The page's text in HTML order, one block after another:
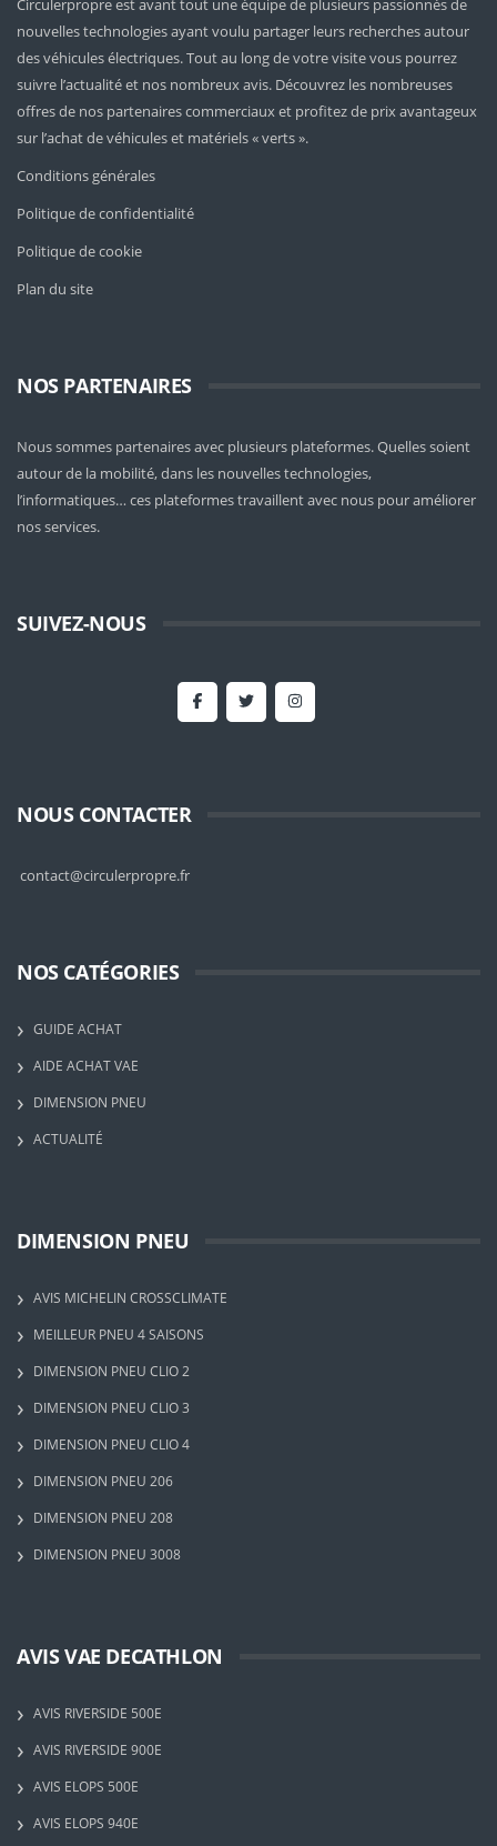
Circulerpropre est avant tout une équipe de plusieurs passionnés de
nouvelles technologies ayant voulu partager leurs recherches autour
des véhicules électriques. Tout au long de votre visite vous pourrez
suivre l’actualité et nos nombreux avis. Découvrez les nombreuses
offres de nos partenaires commerciaux et profitez de prix avantageux
sur l’achat de véhicules et matériels « verts ».
Conditions générales
Politique de confidentialité
Politique de cookie
Plan du site
NOS PARTENAIRES
Nous sommes partenaires avec plusieurs plateformes. Quelles soient
autour de la mobilité, dans les nouvelles technologies,
l’informatiques… ces plateformes travaillent avec nous pour améliorer
nos services.
SUIVEZ-NOUS
NOUS CONTACTER
contact@circulerpropre.fr
NOS CATÉGORIES
GUIDE ACHAT
AIDE ACHAT VAE
DIMENSION PNEU
ACTUALITÉ
DIMENSION PNEU
AVIS MICHELIN CROSSCLIMATE
MEILLEUR PNEU 4 SAISONS
DIMENSION PNEU CLIO 2
DIMENSION PNEU CLIO 3
DIMENSION PNEU CLIO 4
DIMENSION PNEU 206
DIMENSION PNEU 208
DIMENSION PNEU 3008
AVIS VAE DECATHLON
AVIS RIVERSIDE 500E
AVIS RIVERSIDE 900E
AVIS ELOPS 500E
AVIS ELOPS 940E